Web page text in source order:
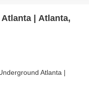
| Atlanta,